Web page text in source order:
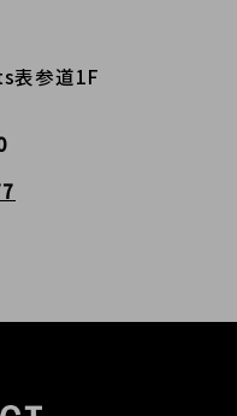
表参道1F